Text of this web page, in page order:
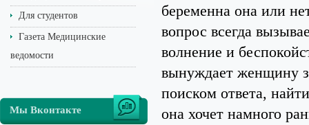
Для студентов
Газета Медицинские
ведомости
Мы Вконтакте
беременна она или
вопрос всегда
волнение и
вынуждает женщину
поиском ответа,
она хочет намного